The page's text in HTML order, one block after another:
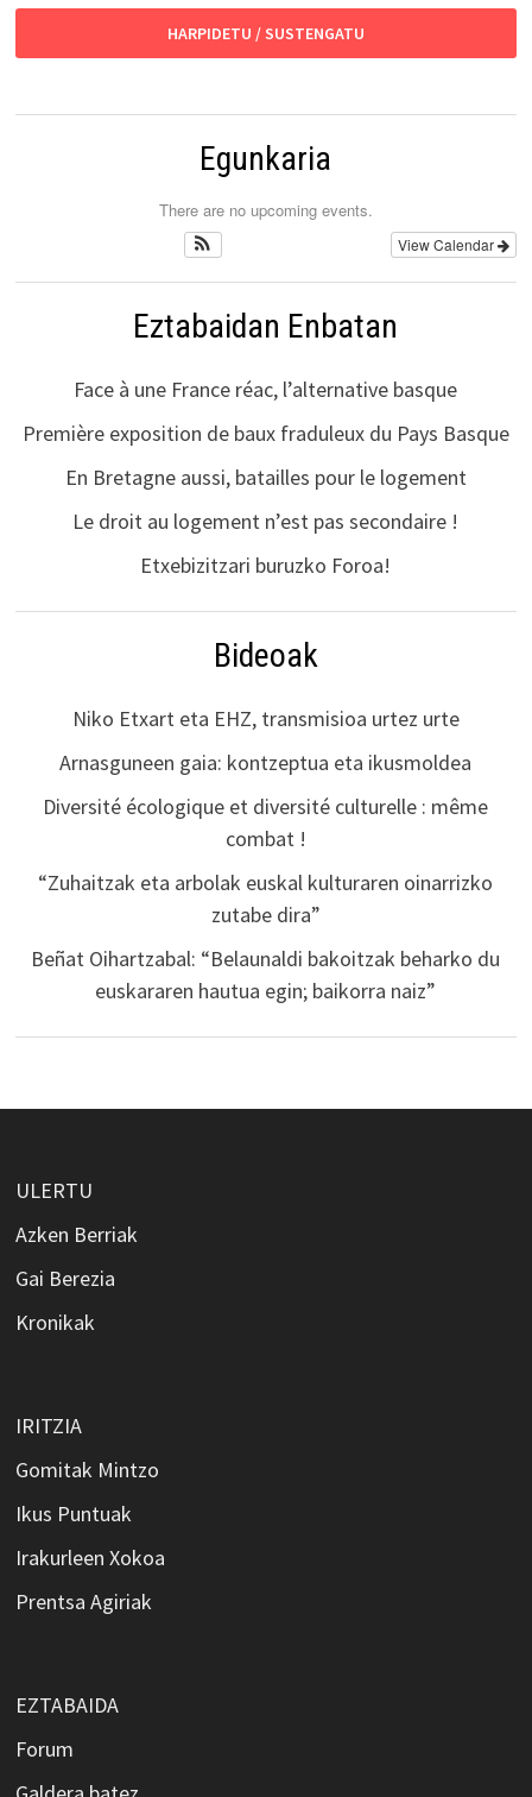
HARPIDETU / SUSTENGATU
Egunkaria
There are no upcoming events.
View Calendar
Eztabaidan Enbatan
Face à une France réac, l’alternative basque
Première exposition de baux fraduleux du Pays Basque
En Bretagne aussi, batailles pour le logement
Le droit au logement n’est pas secondaire !
Etxebizitzari buruzko Foroa!
Bideoak
Niko Etxart eta EHZ, transmisioa urtez urte
Arnasguneen gaia: kontzeptua eta ikusmoldea
Diversité écologique et diversité culturelle : même
combat !
“Zuhaitzak eta arbolak euskal kulturaren oinarrizko
zutabe dira”
Beñat Oihartzabal: “Belaunaldi bakoitzak beharko du
euskararen hautua egin; baikorra naiz”
ULERTU
Azken Berriak
Gai Berezia
Kronikak
IRITZIA
Gomitak Mintzo
Ikus Puntuak
Irakurleen Xokoa
Prentsa Agiriak
EZTABAIDA
Forum